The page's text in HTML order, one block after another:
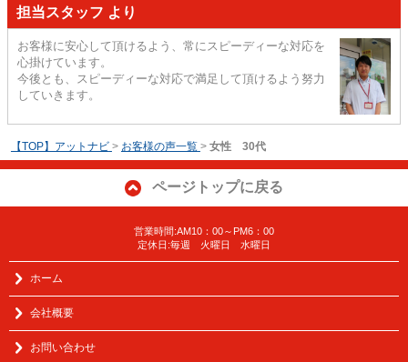
担当スタッフ より
お客様に安心して頂けるよう、常にスピーディーな対応を
心掛けています。
今後とも、スピーディーな対応で満足して頂けるよう努力
していきます。
【TOP】アットナビ > お客様の声一覧 > 女性 30代
ページトップに戻る
営業時間:AM10：00～PM6：00
定休日:毎週 火曜日 水曜日
ホーム
会社概要
お問い合わせ